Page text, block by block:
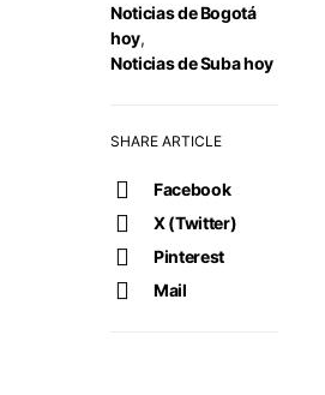
Noticias de Bogotá
hoy,
Noticias de Suba hoy
SHARE ARTICLE
Facebook
X (Twitter)
Pinterest
Mail